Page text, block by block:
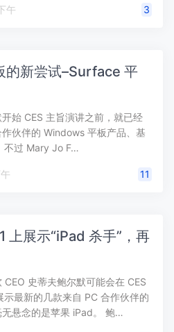
下午 3
的新尝试–Surface 平
始 CES 主旨演讲之前，就已经
伙伴的 Windows 平板产品、基
不过 Mary Jo F…
下午 11
上展示“iPad 杀手”，再
CEO 史蒂夫鲍尔默可能会在 CES
最新的几款来自 PC 合作伙伴的
悬念的是苹果 iPad。 鲍…